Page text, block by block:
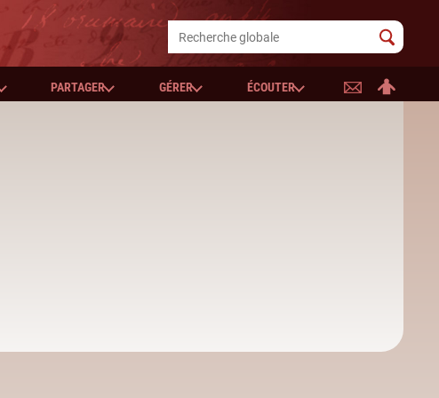
PARTAGER GÉRER ÉCOUTER